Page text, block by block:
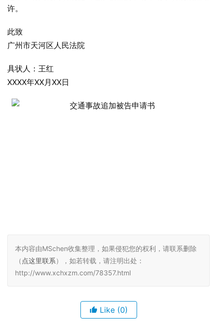
许。
此致
广州市天河区人民法院
具状人：王红
XXXX年XX月XX日
本内容由MSchen收集整理，如果侵犯您的权利，请联系删除
（ 点这里联系），如若转载，请注明出处：
http://www.xchxzm.com/78357.html
Like (0)